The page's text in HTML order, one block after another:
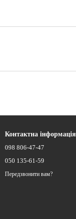
Контактна інформація
098 806-47-47
050 135-61-59
Передзвонити вам?